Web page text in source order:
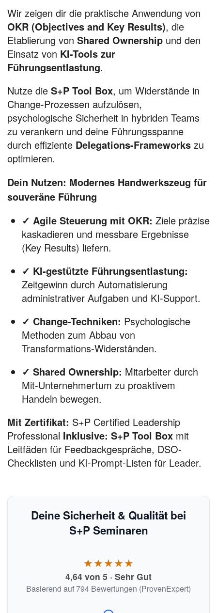
Wir zeigen dir die praktische Anwendung von
OKR (Objectives and Key Results), die
Etablierung von Shared Ownership und den
Einsatz von KI-Tools zur
Führungsentlastung.
Nutze die S+P Tool Box, um Widerstände in
Change-Prozessen aufzulösen,
psychologische Sicherheit in hybriden Teams
zu verankern und deine Führungsspanne
durch effiziente Delegations-Frameworks zu
optimieren.
Dein Nutzen: Modernes Handwerkszeug für
souveräne Führung
✓ Agile Steuerung mit OKR: Ziele präzise
kaskadieren und messbare Ergebnisse
(Key Results) liefern.
✓ KI-gestützte Führungsentlastung:
Zeitgewinn durch Automatisierung
administrativer Aufgaben und KI-Support.
✓ Change-Techniken: Psychologische
Methoden zum Abbau von
Transformations-Widerständen.
✓ Shared Ownership: Mitarbeiter durch
Mit-Unternehmertum zu proaktivem
Handeln bewegen.
Mit Zertifikat: S+P Certified Leadership
Professional Inklusive: S+P Tool Box mit
Leitfäden für Feedbackgespräche, DSO-
Checklisten und KI-Prompt-Listen für Leader.
Deine Sicherheit & Qualität bei
S+P Seminaren
★★★★★
4,64 von 5 · Sehr Gut
Basierend auf 794 Bewertungen (ProvenExpert)